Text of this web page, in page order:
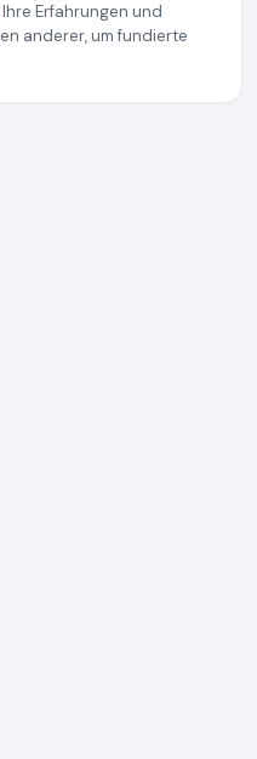
Erfahrungen und
anderer, um fundierte